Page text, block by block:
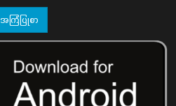
အကြံပြုစာ